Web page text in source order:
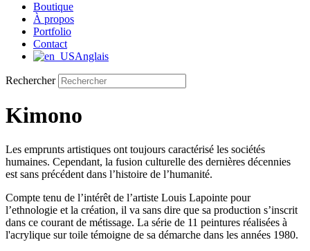
Boutique
À propos
Portfolio
Contact
Anglais
Rechercher
Kimono
Les emprunts artistiques ont toujours caractérisé les sociétés
humaines. Cependant, la fusion culturelle des dernières décennies
est sans précédent dans l’histoire de l’humanité.
Compte tenu de l’intérêt de l’artiste Louis Lapointe pour
l’ethnologie et la création, il va sans dire que sa production s’inscrit
dans ce courant de métissage. La série de 11 peintures réalisées à
l'acrylique sur toile témoigne de sa démarche dans les années 1980.